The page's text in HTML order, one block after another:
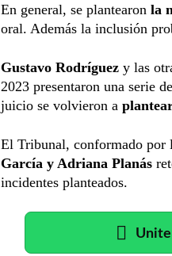
En general, se plantearon la
oral. Además la inclusión
Gustavo Rodríguez y las
2023 presentaron una serie
juicio se volvieron a
El Tribunal, conformado por
García y Adriana Planás
incidentes planteados.
Unite